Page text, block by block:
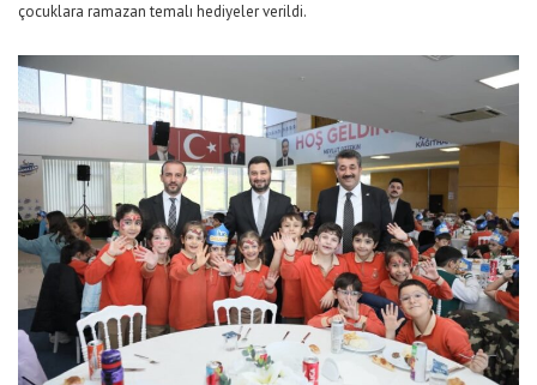
çocuklara ramazan temalı hediyeler verildi.